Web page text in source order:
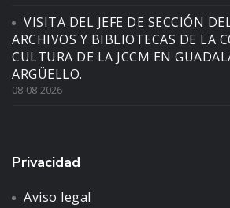
VISITA DEL JEFE DE SECCIÓN
ARCHIVOS Y BIBLIOTECAS DE LA
CULTURA DE LA JCCM EN
ARGÜELLO.
08-08-2026
Privacidad
Aviso legal